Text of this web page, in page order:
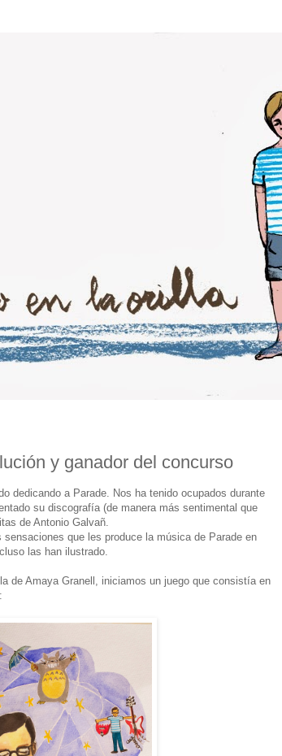
y ganador del concurso
dedicando a Parade. Nos ha tenido ocupados durante
su discografía (de manera más sentimental que
de Antonio Galvañ.
que les produce la música de Parade en
las han ilustrado.
de Amaya Granell, iniciamos un juego que consistía en